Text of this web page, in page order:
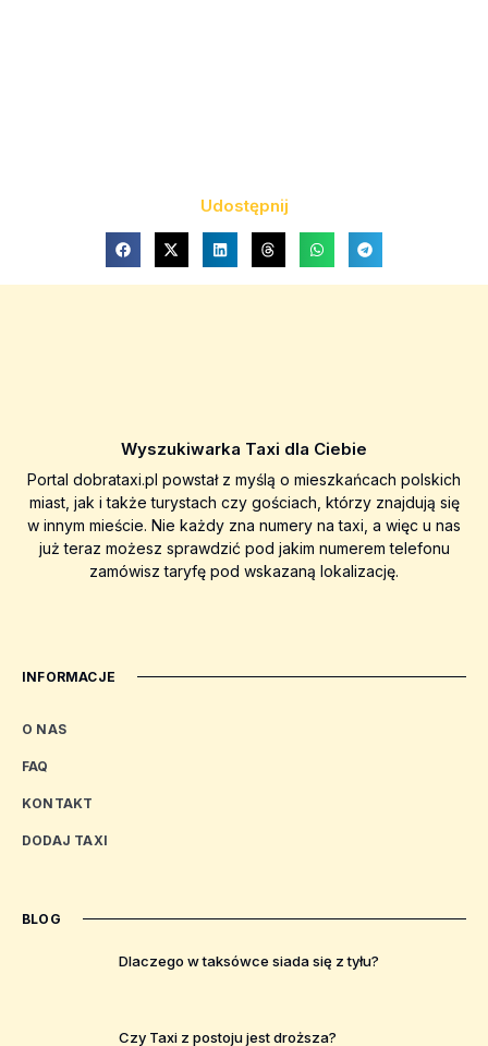
Udostępnij
Wyszukiwarka Taxi dla Ciebie
Portal dobrataxi.pl powstał z myślą o mieszkańcach polskich
miast, jak i także turystach czy gościach, którzy znajdują się
w innym mieście. Nie każdy zna numery na taxi, a więc u nas
już teraz możesz sprawdzić pod jakim numerem telefonu
zamówisz taryfę pod wskazaną lokalizację.
INFORMACJE
O NAS
FAQ
KONTAKT
DODAJ TAXI
BLOG
Dlaczego w taksówce siada się z tyłu?
Czy Taxi z postoju jest droższa?